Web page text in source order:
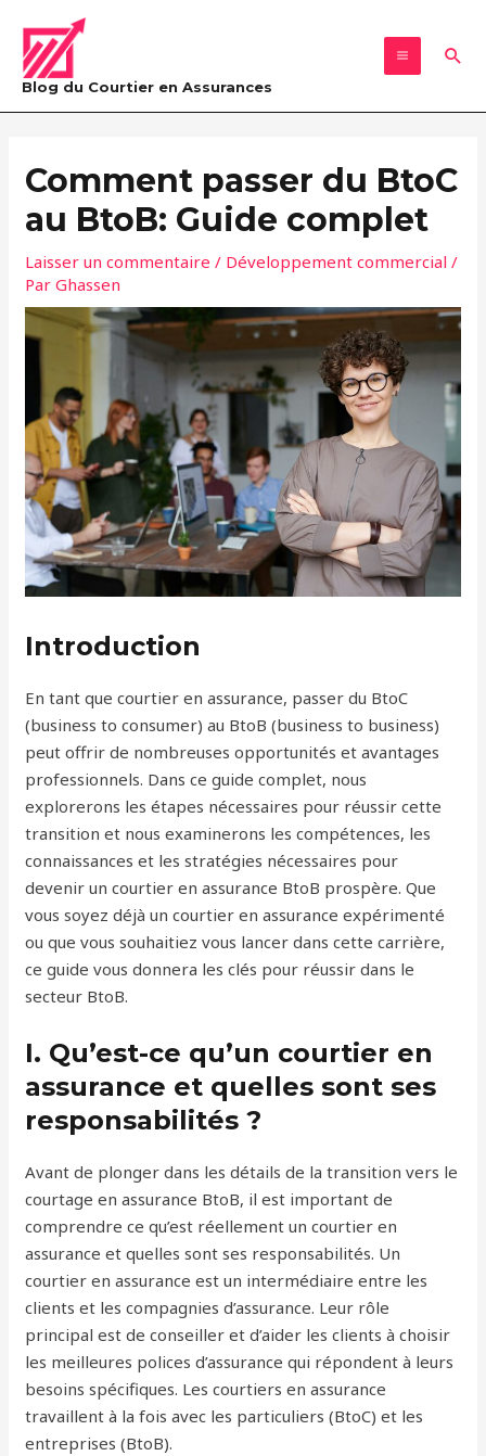
contenu
Blog du Courtier en Assurances
MENU
Comment passer du BtoC
au BtoB: Guide complet
Laisser un commentaire / Développement commercial /
ParGhassen
Introduction
En tant que courtier en assurance, passer du BtoC
(business to consumer) au BtoB (business to business)
peut offrir de nombreuses opportunités et avantages
professionnels. Dans ce guide complet, nous
explorerons les étapes nécessaires pour réussir cette
transition et nous examinerons les compétences, les
connaissances et les stratégies nécessaires pour
devenir un courtier en assurance BtoB prospère. Que
vous soyez déjà un courtier en assurance expérimenté
ou que vous souhaitiez vous lancer dans cette carrière,
ce guide vous donnera les clés pour réussir dans le
secteur BtoB.
I. Qu’est-ce qu’un courtier en
assurance et quelles sont ses
responsabilités ?
Avant de plonger dans les détails de la transition vers le
courtage en assurance BtoB, il est important de
comprendre ce qu’est réellement un courtier en
assurance et quelles sont ses responsabilités. Un
courtier en assurance est un intermédiaire entre les
clients et les compagnies d’assurance. Leur rôle
principal est de conseiller et d’aider les clients à choisir
les meilleures polices d’assurance qui répondent à leurs
besoins spécifiques. Les courtiers en assurance
travaillent à la fois avec les particuliers (BtoC) et les
entreprises (BtoB).
articles